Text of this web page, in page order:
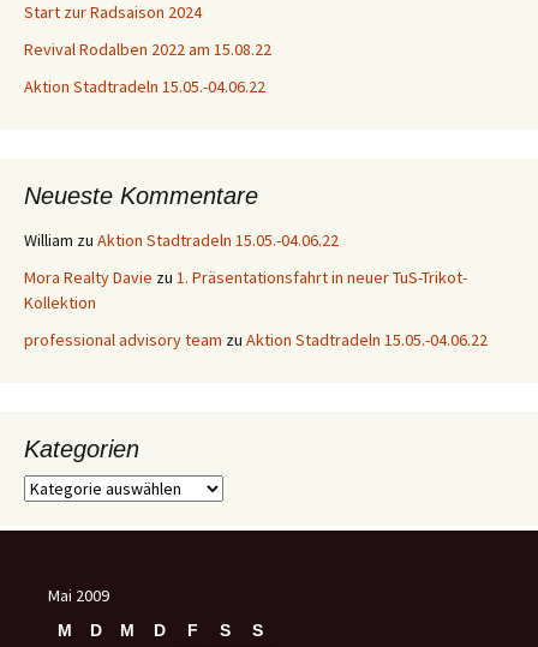
Start zur Radsaison 2024
Revival Rodalben 2022 am 15.08.22
Aktion Stadtradeln 15.05.-04.06.22
Neueste Kommentare
William zu Aktion Stadtradeln 15.05.-04.06.22
Mora Realty Davie zu 1. Präsentationsfahrt in neuer TuS-Trikot-
Kollektion
professional advisory team zu Aktion Stadtradeln 15.05.-04.06.22
Kategorien
Kategorien
Mai 2009
M D M D F S S